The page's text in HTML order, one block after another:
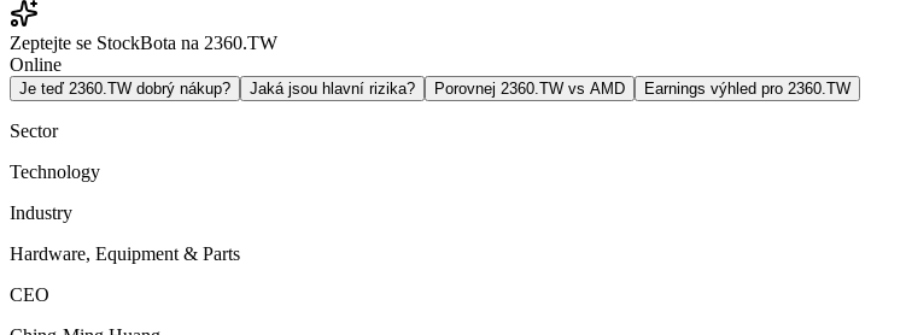
Zeptejte se StockBota na 2360.TW
Online
Je teď 2360.TW dobrý nákup? Jaká jsou hlavní rizika? Porovnej 2360.TW vs AMD Earnings výhled pro 2360.TW
Sector
Technology
Industry
Hardware, Equipment & Parts
CEO